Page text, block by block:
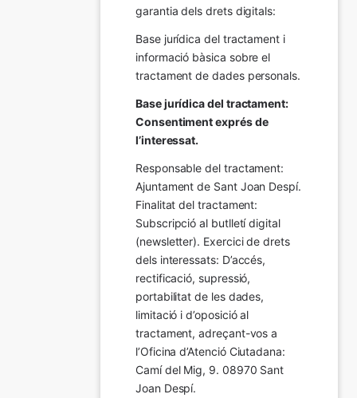
garantia dels drets digitals:
Base jurídica del tractament i
informació bàsica sobre el
tractament de dades personals.
Base jurídica del tractament:
Consentiment exprés de
l’interessat.
Responsable del tractament:
Ajuntament de Sant Joan Despí.
Finalitat del tractament:
Subscripció al butlletí digital
(newsletter). Exercici de drets
dels interessats: D’accés,
rectificació, supressió,
portabilitat de les dades,
limitació i d’oposició al
tractament, adreçant-vos a
l’Oficina d’Atenció Ciutadana:
Camí del Mig, 9. 08970 Sant
Joan Despí.